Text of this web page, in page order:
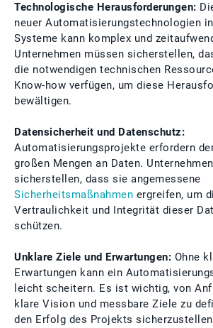
Technologische Herausforderungen:
neuer Automatisierungstechnologien
Systeme kann komplex und
Unternehmen müssen sicherstellen,
die notwendigen technischen
Know-how verfügen, um diese
bewältigen.
Datensicherheit und Datenschutz:
Automatisierungsprojekte erfordern
großen Mengen an Daten.
sicherstellen, dass sie angemessene
Sicherheitsmaßnahmen ergreifen, um
Vertraulichkeit und Integrität dieser
schützen.
Unklare Ziele und Erwartungen: Ohne
Erwartungen kann ein
leicht scheitern. Es ist wichtig, von
klare Vision und messbare Ziele zu
den Erfolg des Projekts